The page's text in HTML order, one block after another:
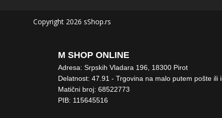
Copyright 2026 sShop.rs
M SHOP ONLINE
Adresa: Srpskih Vladara 196, 18300 Pirot
Delatnost: 47.91 - Trgovina na malo putem pošte ili
Matični broj: 68522773
PIB: 115645516